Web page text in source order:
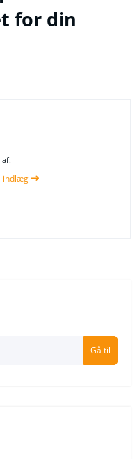
for din
af:
indlæg
Gå til